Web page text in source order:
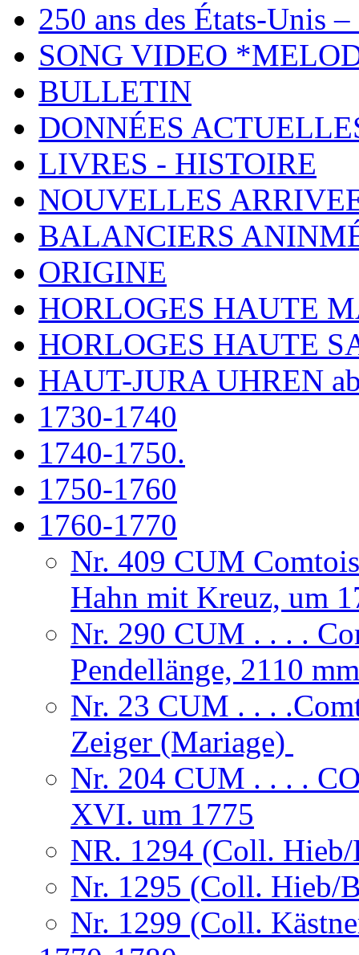
250 ans des États-Unis
SONG VIDEO
BULLETIN
DONNÉES
LIVRES - HISTOIRE
NOUVELLES
BALANCIERS
ORIGINE
HORLOGES HAUTE
HORLOGES HAUTE
HAUT-JURA UHREN
1730-1740
1740-1750.
1750-1760
1760-1770
Nr. 409 CUM
Hahn mit Kreuz, um
Nr. 290 CUM . . . .
Pendellänge, 2110
Nr. 23 CUM . . .
Zeiger (Mariage)
Nr. 204 CUM . . . .
XVI. um 1775
NR. 1294 (Coll. Hieb/
Nr. 1295 (Coll. Hieb/
Nr. 1299 (Coll.